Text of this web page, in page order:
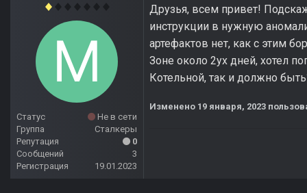
Статус
Не в сети
Группа
Сталкеры
Репутация
0
Сообщений
3
Регистрация
19.01.2023
Друзья, всем привет!
инструкции в нужную
артефактов нет, как с этим
Зоне около 2ух дней, хотел
Котельной, так и должно
Изменено 19 января, 2023